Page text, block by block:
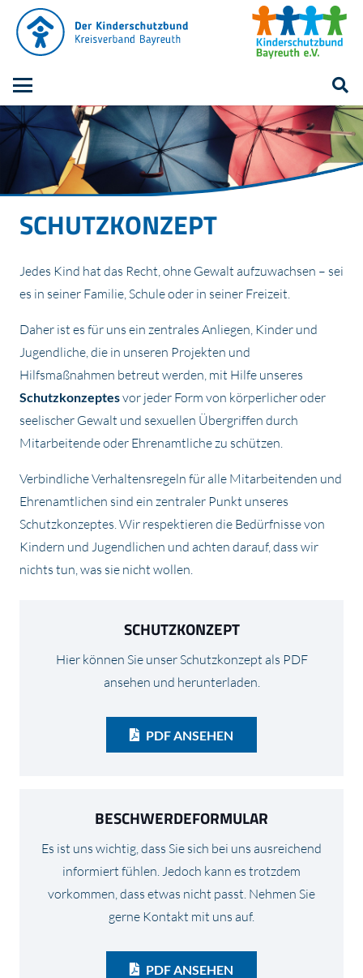
SCHUTZKONZEPT
Jedes Kind hat das Recht, ohne Gewalt aufzuwachsen – sei
es in seiner Familie, Schule oder in seiner Freizeit.
Daher ist es für uns ein zentrales Anliegen, Kinder und
Jugendliche, die in unseren Projekten und
Hilfsmaßnahmen betreut werden, mit Hilfe unseres
Schutzkonzeptesvor jeder Form von körperlicher oder
seelischer Gewalt und sexuellen Übergriffen durch
Mitarbeitende oder Ehrenamtliche zu schützen.
Verbindliche Verhaltensregeln für alle Mitarbeitenden und
Ehrenamtlichen sind ein zentraler Punkt unseres
Schutzkonzeptes. Wir respektieren die Bedürfnisse von
Kindern und Jugendlichen und achten darauf, dass wir
nichts tun, was sie nicht wollen.
SCHUTZKONZEPT
Hier können Sie unser Schutzkonzept als PDF
ansehen und herunterladen.
PDF ANSEHEN
BESCHWERDEFORMULAR
Es ist uns wichtig, dass Sie sich bei uns ausreichend
informiert fühlen. Jedoch kann es trotzdem
vorkommen, dass etwas nicht passt. Nehmen Sie
gerne Kontakt mit uns auf.
PDF ANSEHEN